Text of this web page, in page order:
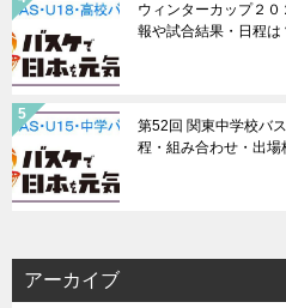
ウィンターカップ２
報や試合結果・日程は
第52回 関東中学校バ
程・組み合わせ・出場
アーカイブ